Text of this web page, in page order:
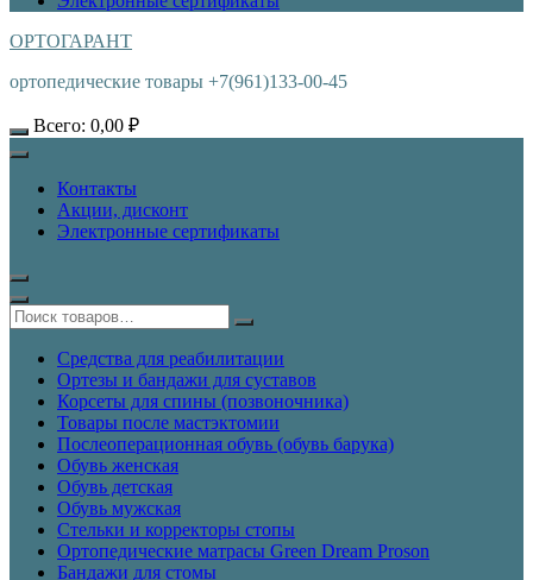
ОРТОГАРАНТ
ортопедические товары +7(961)133-00-45
Всего: 0,00 ₽
Контакты
Акции, дисконт
Электронные сертификаты
Средства для реабилитации
Ортезы и бандажи для суставов
Корсеты для спины (позвоночника)
Товары после мастэктомии
Послеоперационная обувь (обувь барука)
Обувь женская
Обувь детская
Обувь мужская
Стельки и корректоры стопы
Ортопедические матрасы Green Dream Proson
Бандажи для стомы